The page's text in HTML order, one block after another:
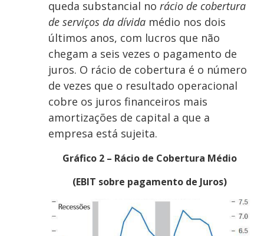
queda substancial norácio de cobertura
de serviços da dívida médio nos dois
últimos anos, com lucros que não
chegam a seis vezes o pagamento de
juros. O rácio de cobertura é o número
de vezes que o resultado operacional
cobre os juros financeiros mais
amortizações de capital a que a
empresa está sujeita.
Gráfico 2 – Rácio de Cobertura Médio
(EBIT sobre pagamento de Juros)